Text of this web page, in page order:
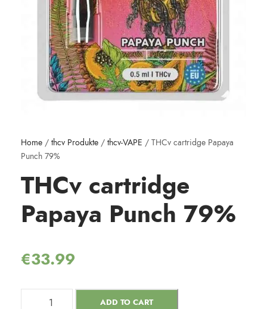
Home / thcv Produkte / thcv-VAPE / THCv cartridge Papaya
Punch 79%
THCv cartridge
Papaya Punch 79%
€33.99
ADD TO CART